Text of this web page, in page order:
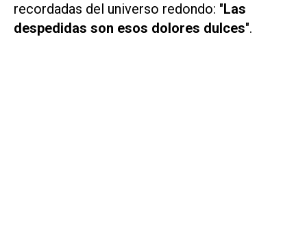
recordadas del universo redondo: "Las
despedidas son esos dolores dulces".